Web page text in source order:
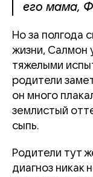
его мама,
Но за полгода
жизни, Салмон
тяжелыми
родители
он много
землистый
сыпь.
Родители тут
диагноз никак